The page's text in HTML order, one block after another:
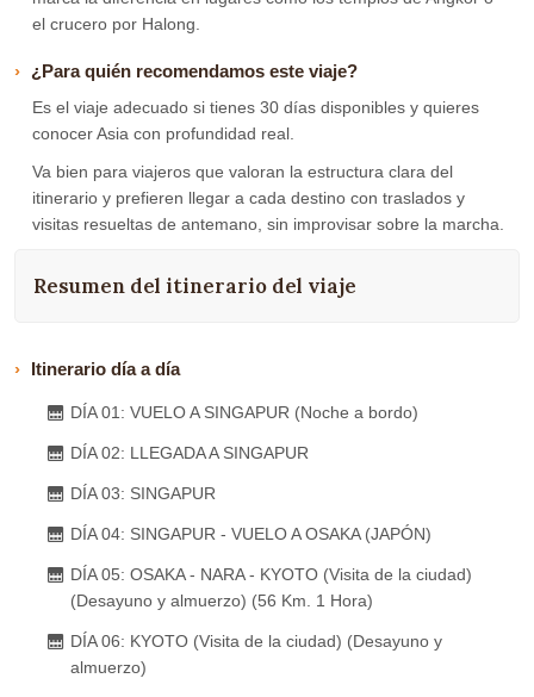
el crucero por Halong.
¿Para quién recomendamos este viaje?
Es el viaje adecuado si tienes 30 días disponibles y quieres
conocer Asia con profundidad real.
Va bien para viajeros que valoran la estructura clara del
itinerario y prefieren llegar a cada destino con traslados y
visitas resueltas de antemano, sin improvisar sobre la marcha.
Resumen del itinerario del viaje
Itinerario día a día
DÍA 01: VUELO A SINGAPUR (Noche a bordo)
DÍA 02: LLEGADA A SINGAPUR
DÍA 03: SINGAPUR
DÍA 04: SINGAPUR - VUELO A OSAKA (JAPÓN)
DÍA 05: OSAKA - NARA - KYOTO (Visita de la ciudad)
(Desayuno y almuerzo) (56 Km. 1 Hora)
DÍA 06: KYOTO (Visita de la ciudad) (Desayuno y
almuerzo)